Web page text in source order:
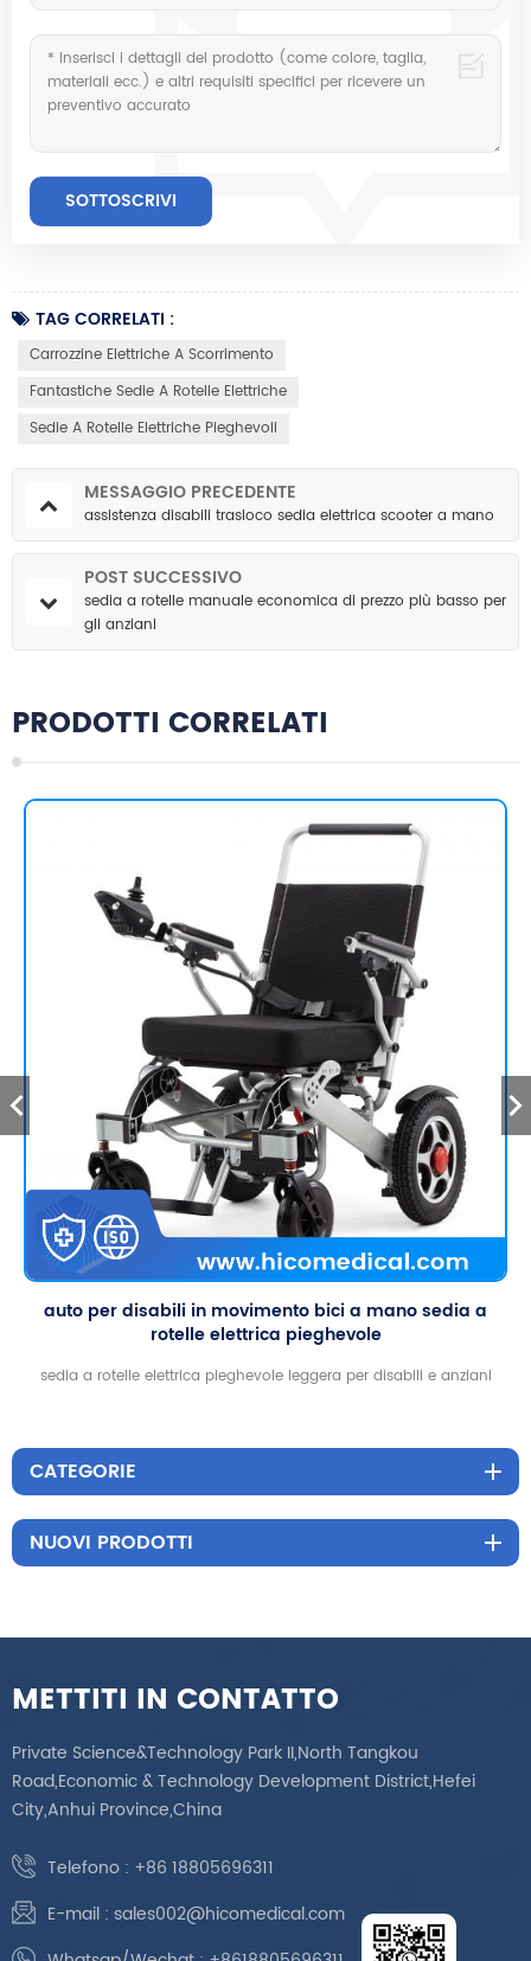
TAG CORRELATI :
Carrozzine Elettriche A Scorrimento
Fantastiche Sedie A Rotelle Elettriche
Sedie A Rotelle Elettriche Pieghevoli
MESSAGGIO PRECEDENTE
assistenza disabili trasloco sedia elettrica scooter a mano
POST SUCCESSIVO
sedia a rotelle manuale economica di prezzo più basso per
gli anziani
PRODOTTI CORRELATI
auto per disabili in movimento bici a mano sedia a
rotelle elettrica pieghevole
sedia a rotelle elettrica pieghevole leggera per disabili e anziani
CATEGORIE
NUOVI PRODOTTI
METTITI IN CONTATTO
Private Science&Technology Park II,North Tangkou
Road,Economic & Technology Development District,Hefei
City,Anhui Province,China
Telefono : +86 18805696311
E-mail : sales002@hicomedical.com